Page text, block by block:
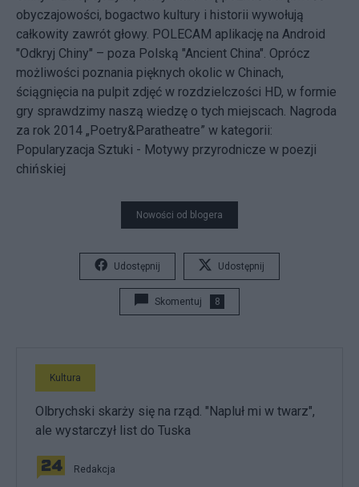
obyczajowości, bogactwo kultury i historii wywołują
całkowity zawrót głowy. POLECAM aplikację na Android
"Odkryj Chiny" – poza Polską "Ancient China". Oprócz
możliwości poznania pięknych okolic w Chinach,
ściągnięcia na pulpit zdjęć w rozdzielczości HD, w formie
gry sprawdzimy naszą wiedzę o tych miejscach. Nagroda
za rok 2014 „Poetry&Paratheatre” w kategorii:
Popularyzacja Sztuki - Motywy przyrodnicze w poezji
chińskiej
Nowości od blogera
Udostępnij Udostępnij
Skomentuj 8
Kultura
Olbrychski skarży się na rząd. "Napluł mi w twarz",
ale wystarczył list do Tuska
Redakcja